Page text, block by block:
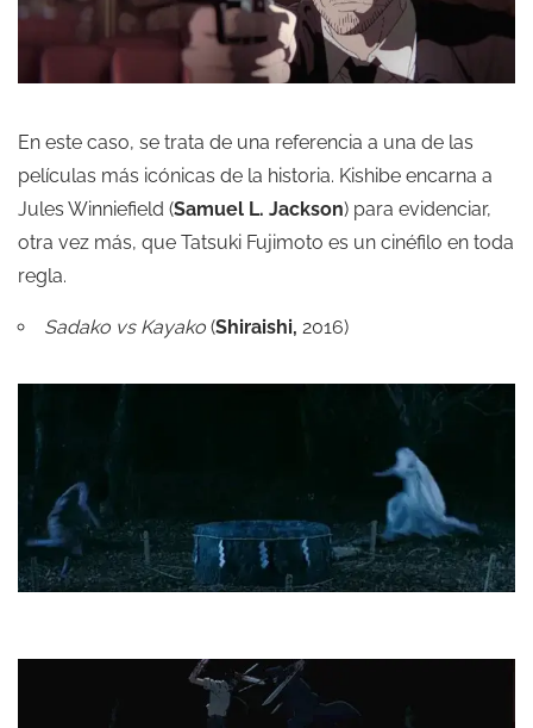
En este caso, se trata de una referencia a una de las
películas más icónicas de la historia. Kishibe encarna a
Jules Winniefield (Samuel L. Jackson) para evidenciar,
otra vez más, que Tatsuki Fujimoto es un cinéfilo en toda
regla.
Sadako vs Kayako (Shiraishi, 2016)